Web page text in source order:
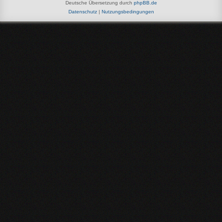
Deutsche Übersetzung durch phpBB.de
Datenschutz| Nutzungsbedingungen